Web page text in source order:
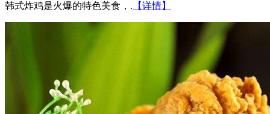
韩式炸鸡是火爆的特色美食，. 【详情】